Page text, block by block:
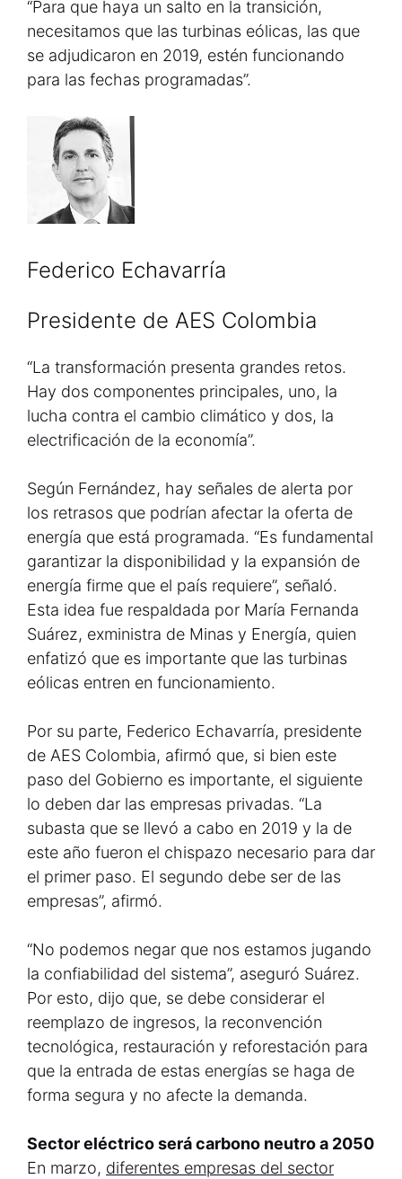
“Para que haya un salto en la transición,
necesitamos que las turbinas eólicas, las que
se adjudicaron en 2019, estén funcionando
para las fechas programadas”.
Federico Echavarría
Presidente de AES Colombia
“La transformación presenta grandes retos.
Hay dos componentes principales, uno, la
lucha contra el cambio climático y dos, la
electrificación de la economía”.
Según Fernández, hay señales de alerta por
los retrasos que podrían afectar la oferta de
energía que está programada. “Es fundamental
garantizar la disponibilidad y la expansión de
energía firme que el país requiere”, señaló.
Esta idea fue respaldada por María Fernanda
Suárez, exministra de Minas y Energía, quien
enfatizó que es importante que las turbinas
eólicas entren en funcionamiento.
Por su parte, Federico Echavarría, presidente
de AES Colombia, afirmó que, si bien este
paso del Gobierno es importante, el siguiente
lo deben dar las empresas privadas. “La
subasta que se llevó a cabo en 2019 y la de
este año fueron el chispazo necesario para dar
el primer paso. El segundo debe ser de las
empresas”, afirmó.
“No podemos negar que nos estamos jugando
la confiabilidad del sistema”, aseguró Suárez.
Por esto, dijo que, se debe considerar el
reemplazo de ingresos, la reconvención
tecnológica, restauración y reforestación para
que la entrada de estas energías se haga de
forma segura y no afecte la demanda.
Sector eléctrico será carbono neutro a 2050
En marzo, diferentes empresas del sector